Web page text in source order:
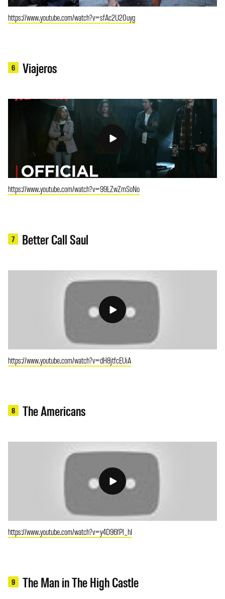
https://www.youtube.com/watch?v=sfAc2U20uyg
6 Viajeros
https://www.youtube.com/watch?v=99LZwZmSoNo
7 Better Call Saul
https://www.youtube.com/watch?v=dH8jtfcEUiA
8 The Americans
https://www.youtube.com/watch?v=y4D96fPl_hI
9 The Man in The High Castle